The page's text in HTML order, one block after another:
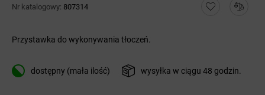
Nr katalogowy: 807314
Przystawka do wykonywania tłoczeń.
dostępny (mała ilość) wysyłka w ciągu 48 godzin.